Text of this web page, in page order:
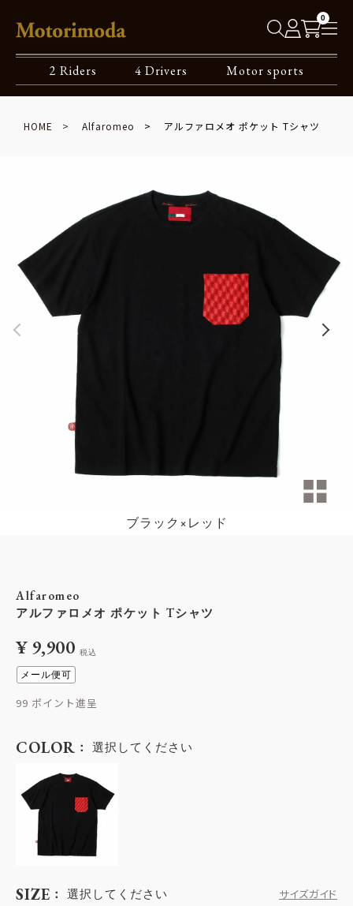
0
2 Riders 4 Drivers Motor sports
HOME Alfaromeo アルファロメオ ポケット Tシャツ
ブラック×レッド
Alfaromeo
アルファロメオ ポケット Tシャツ
¥9,900 税込
メール便可
99
SIZE 選択してください
サイズガイド
COLOR 選択してください